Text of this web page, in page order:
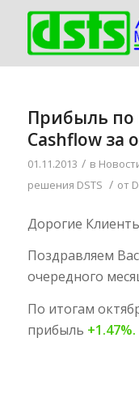
Прибыль
Cashflow за
01.11.2013 / в
решения DSTS / от
Дорогие
Поздравляем
очередного
По итогам
прибыль +1.47%.